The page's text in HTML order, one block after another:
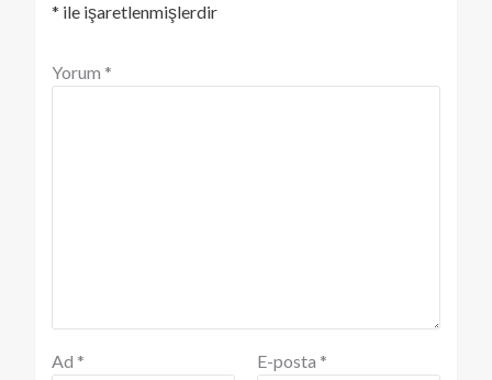
* ile işaretlenmişlerdir
Yorum *
Ad * E-posta *